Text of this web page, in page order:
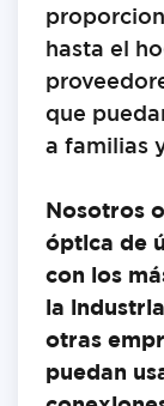
hasta el
que
a familias
Nosotros
óptica de
con los
la
otras
puedan